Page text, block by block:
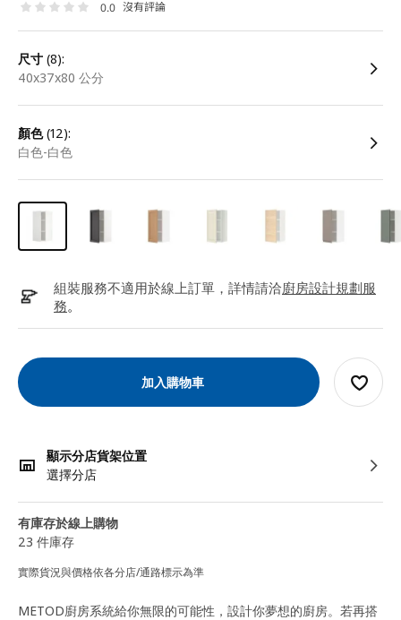
0.0 沒有評論
尺寸 (8):
40x37x80 公分
顏色(12):
白色-白色
組裝服務不適用於線上訂單，詳情請洽廚房設計規劃服
務。
加入購物車
顯示分店貨架位置
選擇分店
有庫存於線上購物
23 件庫存
實際貨況與價格依各分店/通路標示為準
METOD廚房系統給你無限的可能性，設計你夢想的廚房。若再搭